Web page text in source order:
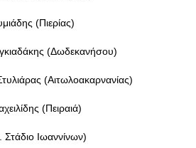
(Πιερίας)
(Δωδεκανήσου)
(Αιτωλοακαρνανίας)
(Πειραιά)
Ιωαννίνων)